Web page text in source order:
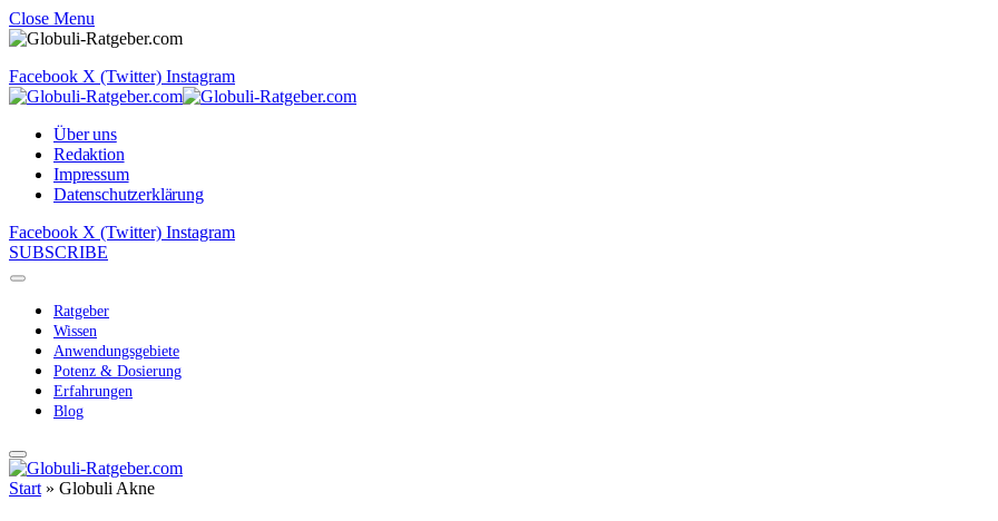
Close Menu
Facebook X (Twitter) Instagram
Über uns
Redaktion
Impressum
Datenschutzerklärung
Facebook X (Twitter) Instagram
SUBSCRIBE
Ratgeber
Wissen
Anwendungsgebiete
Potenz & Dosierung
Erfahrungen
Blog
Start » Globuli Akne